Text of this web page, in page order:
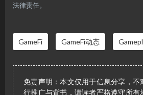
法律责任。
GameFi GameFi动态
免责声明：本文仅用于信息分享，不
行推广与背书，请读者严格遵守所有